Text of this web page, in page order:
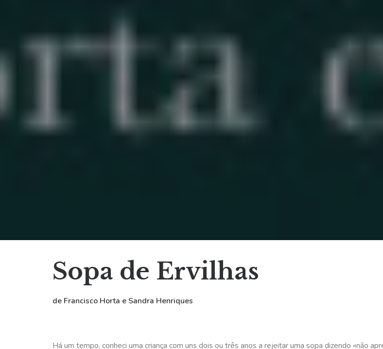
Sopa de Ervilhas
de Francisco Horta e Sandra Henriques
Há um tempo, conheci uma criança com uns dois ou três anos a rejeitar uma sopa dizendo «não